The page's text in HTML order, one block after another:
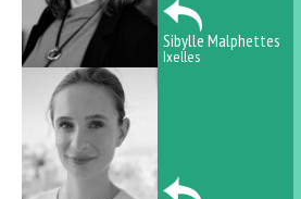
Sibylle Malphettes
Ixelles